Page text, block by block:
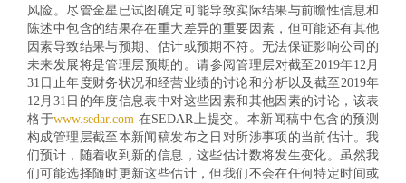
风险。尽管金星已试图确定可能导致实际结果与前瞻性信息和
陈述中包含的结果存在重大差异的重要因素，但可能还有其他
因素导致结果与预期、估计或预期不符。无法保证影响公司的
未来发展将是管理层预期的。请参阅管理层对截至2019年12月
31日止年度财务状况和经营业绩的讨论和分析以及截至2019年
12月31日的年度信息表中对这些因素和其他因素的讨论，该表
格于www.sedar.com 在SEDAR上提交。本新闻稿中包含的预测
构成管理层截至本新闻稿发布之日对所涉事项的当前估计。我
们预计，随着收到新的信息，这些估计数将发生变化。虽然我
们可能选择随时更新这些估计，但我们不会在任何特定时间或